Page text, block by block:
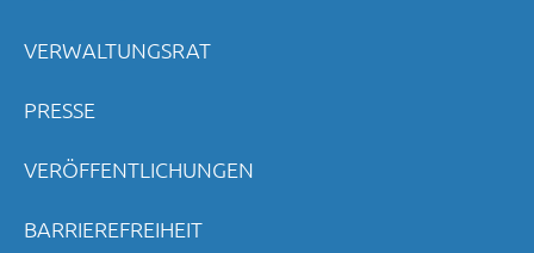
VERWALTUNGSRAT
PRESSE
VERÖFFENTLICHUNGEN
BARRIEREFREIHEIT